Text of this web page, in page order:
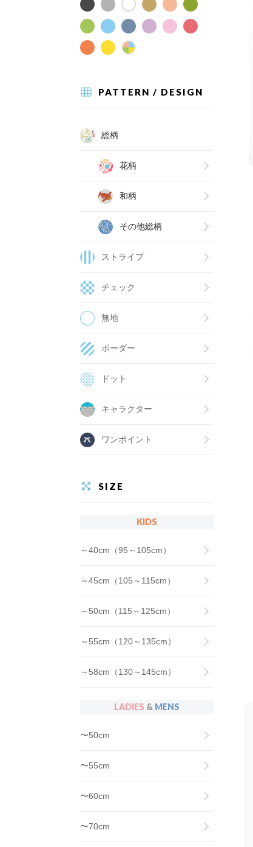
PATTERN / DESIGN
総柄
花柄
和柄
その他総柄
ストライプ
チェック
無地
ボーダー
ドット
キャラクター
ワンポイント
SIZE
KIDS
～40cm（95～105cm）
～45cm（105～115cm）
～50cm（115～125cm）
～55cm（120～135cm）
～58cm（130～145cm）
LADIES & MENS
〜50cm
〜55cm
〜60cm
〜70cm